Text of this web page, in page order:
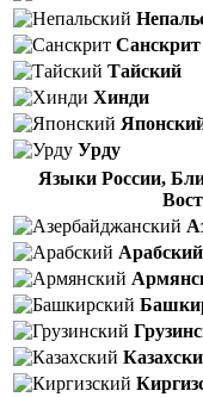
Санскрит
Тайский
Хинди
Урду
Языки России,
Арабский